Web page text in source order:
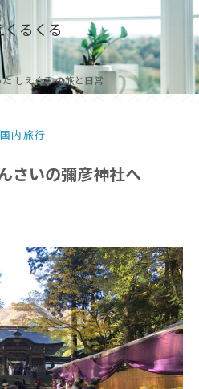
くるくる
しえくる の旅と日常
国内旅行
いの彌彦神社へ